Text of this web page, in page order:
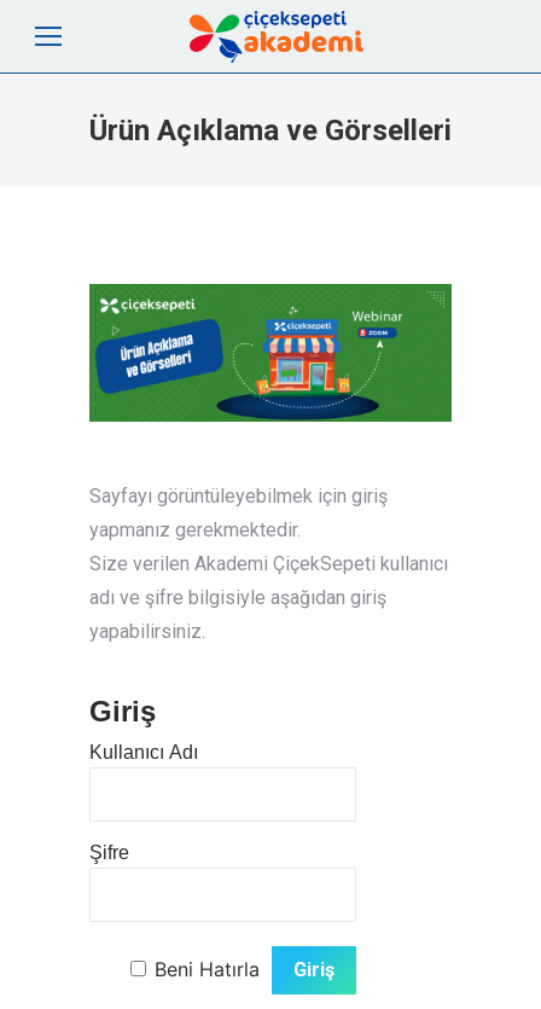
Ürün Açıklama ve Görselleri
Sayfayı görüntüleyebilmek için giriş
yapmanız gerekmektedir.
Size verilen Akademi ÇiçekSepeti kullanıcı
adı ve şifre bilgisiyle aşağıdan giriş
yapabilirsiniz.
Giriş
Kullanıcı Adı
Şifre
Beni Hatırla